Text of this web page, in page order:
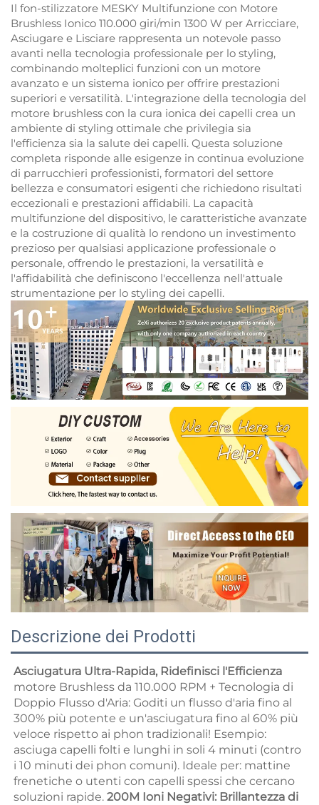
Il fon-stilizzatore MESKY Multifunzione con Motore
Brushless Ionico 110.000 giri/min 1300 W per Arricciare,
Asciugare e Lisciare rappresenta un notevole passo
avanti nella tecnologia professionale per lo styling,
combinando molteplici funzioni con un motore
avanzato e un sistema ionico per offrire prestazioni
superiori e versatilità. L'integrazione della tecnologia del
motore brushless con la cura ionica dei capelli crea un
ambiente di styling ottimale che privilegia sia
l'efficienza sia la salute dei capelli. Questa soluzione
completa risponde alle esigenze in continua evoluzione
di parrucchieri professionisti, formatori del settore
bellezza e consumatori esigenti che richiedono risultati
eccezionali e prestazioni affidabili. La capacità
multifunzione del dispositivo, le caratteristiche avanzate
e la costruzione di qualità lo rendono un investimento
prezioso per qualsiasi applicazione professionale o
personale, offrendo le prestazioni, la versatilità e
l'affidabilità che definiscono l'eccellenza nell'attuale
strumentazione per lo styling dei capelli.
Descrizione dei Prodotti
motore Brushless da 110.000 RPM + Tecnologia di
Doppio Flusso d'Aria: Goditi un flusso d'aria fino al
300% più potente e un'asciugatura fino al 60% più
veloce rispetto ai phon tradizionali! Esempio:
asciuga capelli folti e lunghi in soli 4 minuti (contro
i 10 minuti dei phon comuni). Ideale per: mattine
frenetiche o utenti con capelli spessi che cercano
soluzioni rapide. 200M Ioni Negativi: Brillantezza di